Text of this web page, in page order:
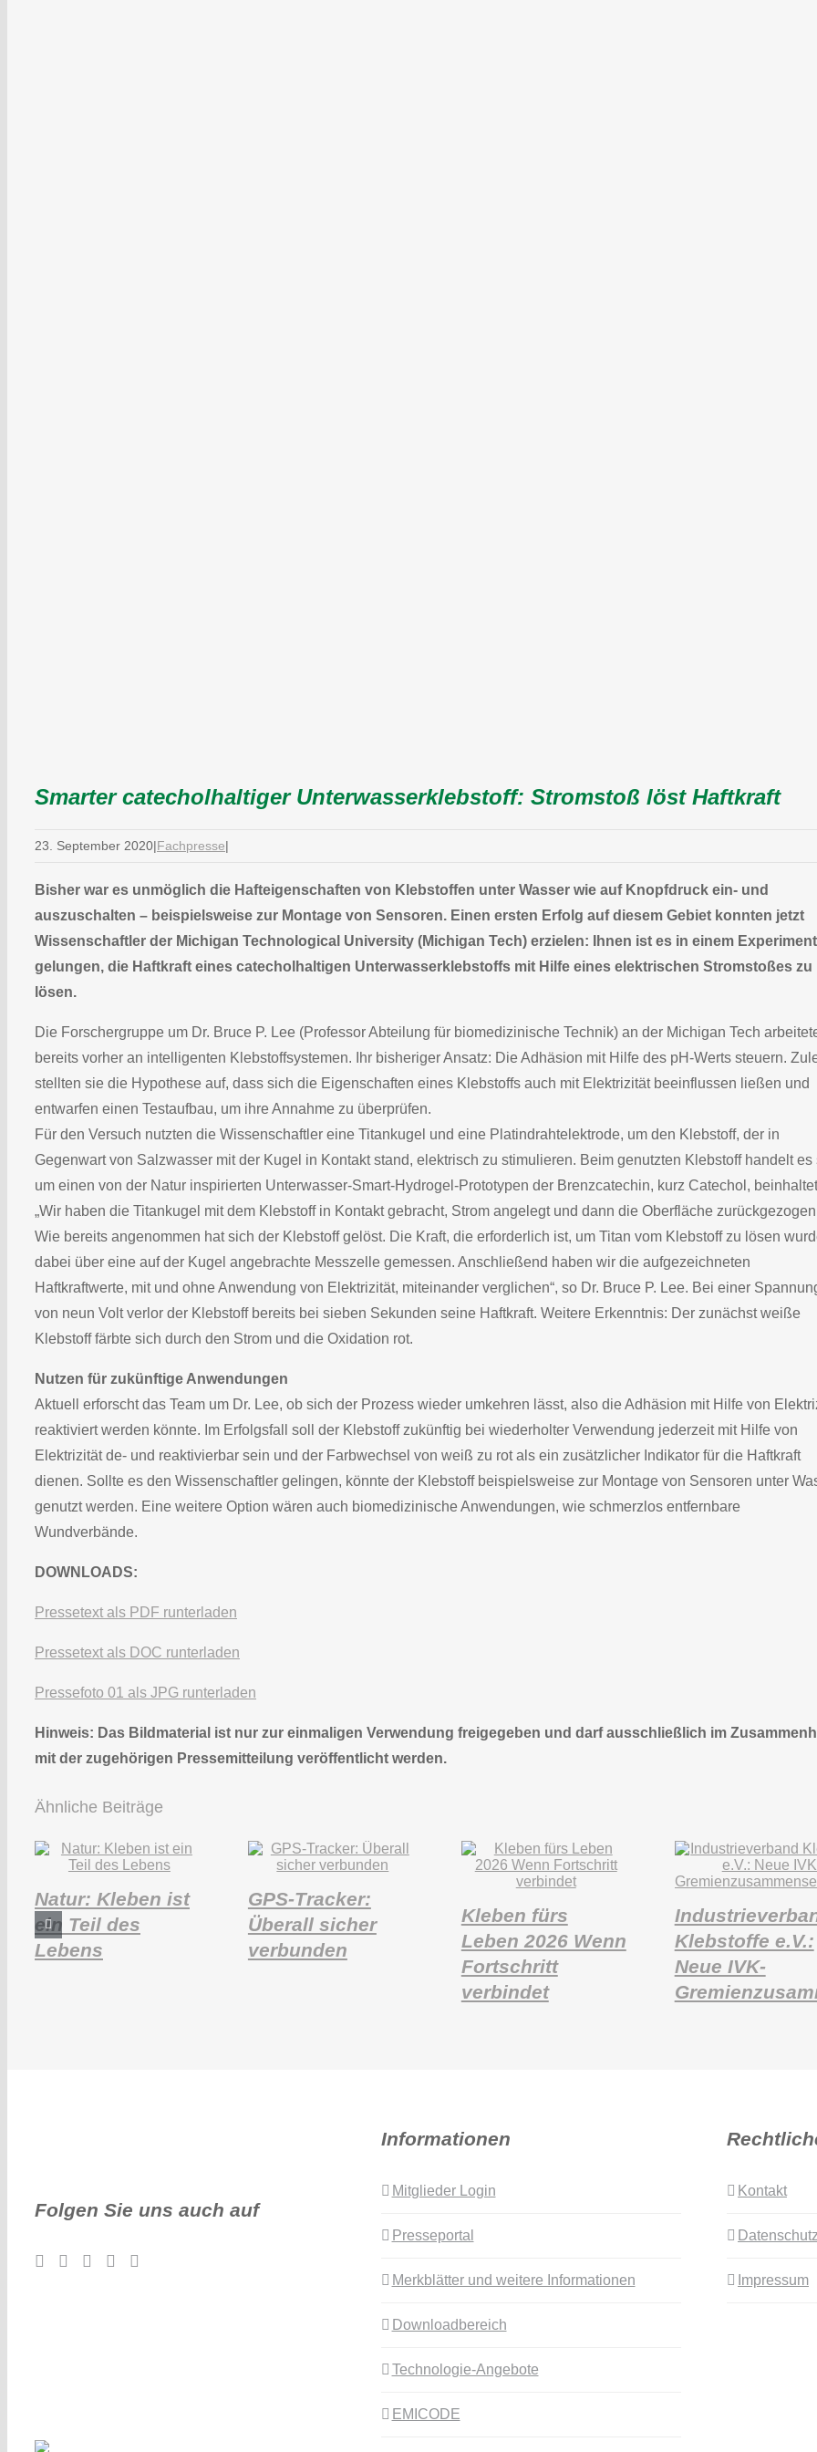
Smarter catecholhaltiger Unterwasserklebstoff: Stromstoß löst Haftkraft
23. September 2020|Fachpresse|
Bisher war es unmöglich die Hafteigenschaften von Klebstoffen unter Wasser wie auf Knopfdruck ein- und
auszuschalten – beispielsweise zur Montage von Sensoren. Einen ersten Erfolg auf diesem Gebiet konnten jetzt
Wissenschaftler der Michigan Technological University (Michigan Tech) erzielen: Ihnen ist es in einem Experiment
gelungen, die Haftkraft eines catecholhaltigen Unterwasserklebstoffs mit Hilfe eines elektrischen Stromstoßes zu
lösen.
Die Forschergruppe um Dr. Bruce P. Lee (Professor Abteilung für biomedizinische Technik) an der Michigan Tech
bereits vorher an intelligenten Klebstoffsystemen. Ihr bisheriger Ansatz: Die Adhäsion mit Hilfe des pH-Werts steuern.
stellten sie die Hypothese auf, dass sich die Eigenschaften eines Klebstoffs auch mit Elektrizität beeinflussen ließen und
entwarfen einen Testaufbau, um ihre Annahme zu überprüfen.
Für den Versuch nutzten die Wissenschaftler eine Titankugel und eine Platindrahtelektrode, um den Klebstoff, der in
Gegenwart von Salzwasser mit der Kugel in Kontakt stand, elektrisch zu stimulieren. Beim genutzten Klebstoff handelt es
um einen von der Natur inspirierten Unterwasser-Smart-Hydrogel-Prototypen der Brenzcatechin, kurz Catechol,
„Wir haben die Titankugel mit dem Klebstoff in Kontakt gebracht, Strom angelegt und dann die Oberfläche
Wie bereits angenommen hat sich der Klebstoff gelöst. Die Kraft, die erforderlich ist, um Titan vom Klebstoff zu lösen
dabei über eine auf der Kugel angebrachte Messzelle gemessen. Anschließend haben wir die aufgezeichneten
Haftkraftwerte, mit und ohne Anwendung von Elektrizität, miteinander verglichen“, so Dr. Bruce P. Lee. Bei einer
von neun Volt verlor der Klebstoff bereits bei sieben Sekunden seine Haftkraft. Weitere Erkenntnis: Der zunächst weiße
Klebstoff färbte sich durch den Strom und die Oxidation rot.
Nutzen für zukünftige Anwendungen
Aktuell erforscht das Team um Dr. Lee, ob sich der Prozess wieder umkehren lässt, also die Adhäsion mit Hilfe von
reaktiviert werden könnte. Im Erfolgsfall soll der Klebstoff zukünftig bei wiederholter Verwendung jederzeit mit Hilfe von
Elektrizität de- und reaktivierbar sein und der Farbwechsel von weiß zu rot als ein zusätzlicher Indikator für die Haftkraft
dienen. Sollte es den Wissenschaftler gelingen, könnte der Klebstoff beispielsweise zur Montage von Sensoren unter
genutzt werden. Eine weitere Option wären auch biomedizinische Anwendungen, wie schmerzlos entfernbare
Wundverbände.
DOWNLOADS:
Pressetext als PDF runterladen
Pressetext als DOC runterladen
Pressefoto 01 als JPG runterladen
Hinweis: Das Bildmaterial ist nur zur einmaligen Verwendung freigegeben und darf ausschließlich im
mit der zugehörigen Pressemitteilung veröffentlicht werden.
Ähnliche Beiträge
Natur: Kleben ist
ein Teil des
Lebens
GPS-Tracker:
Überall sicher
verbunden
Kleben fürs
Leben 2026 Wenn
Fortschritt
verbindet
Klebstoffe e.V.:
Neue IVK-
Folgen Sie uns auch auf
Informationen
Mitglieder Login
Presseportal
Merkblätter und weitere Informationen
Downloadbereich
Technologie-Angebote
EMICODE
Kontakt
Impressum